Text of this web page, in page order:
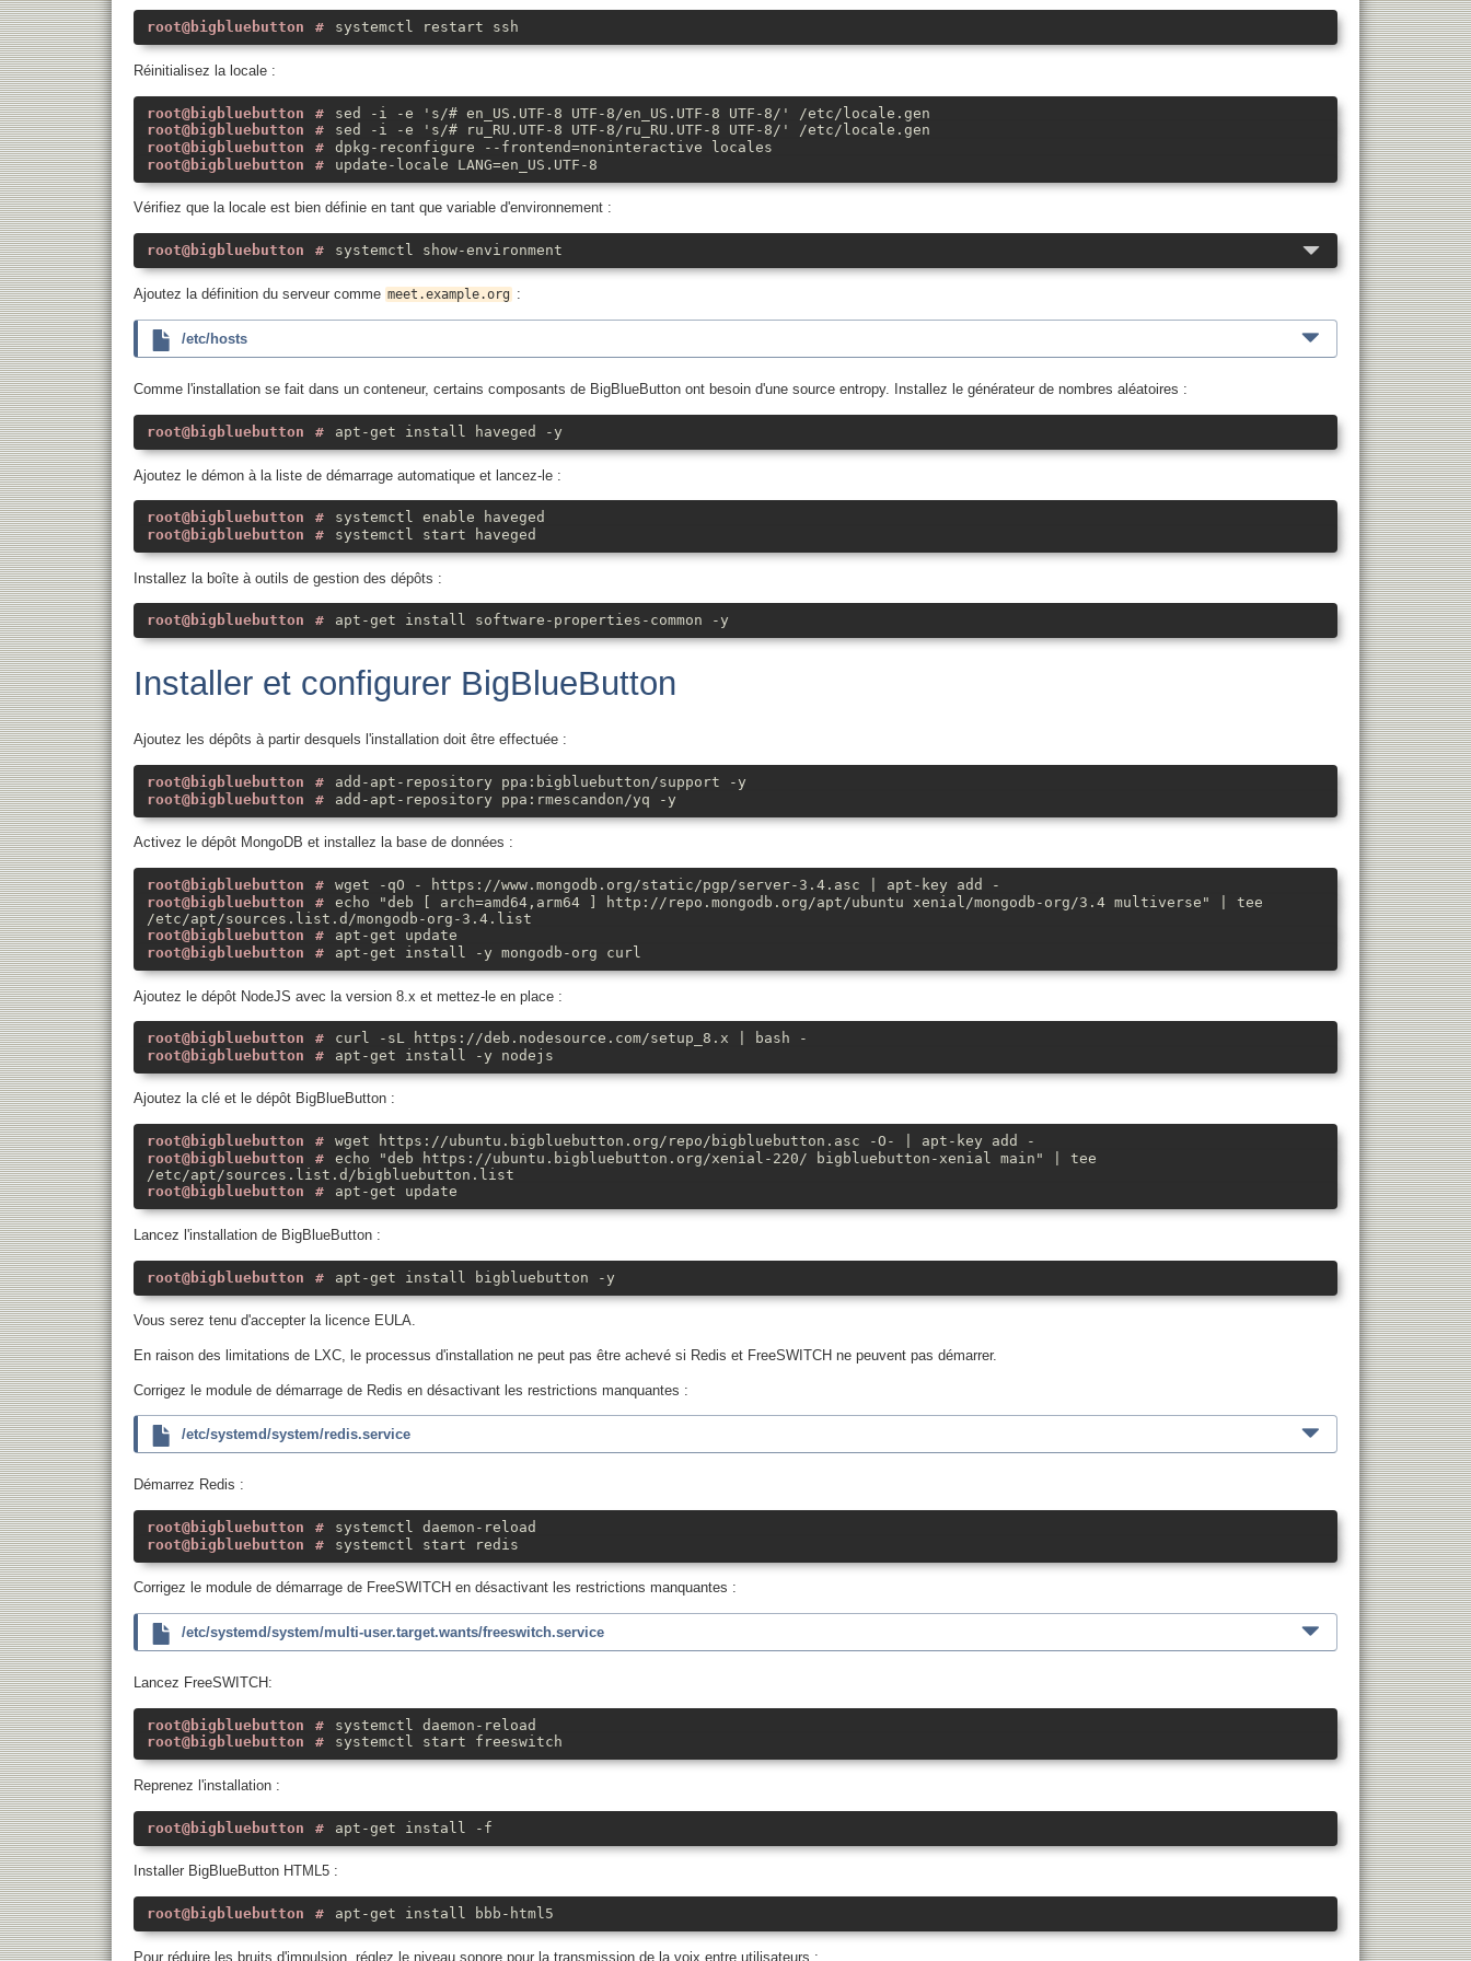
systemctl restart ssh
Réinitialisez la locale :
sed -i -e 's/# en_US.UTF-8 UTF-8/en_US.UTF-8 UTF-8/' /etc/locale.gen
sed -i -e 's/# ru_RU.UTF-8 UTF-8/ru_RU.UTF-8 UTF-8/' /etc/locale.gen
dpkg-reconfigure --frontend=noninteractive locales
update-locale LANG=en_US.UTF-8
Vérifiez que la locale est bien définie en tant que variable d'environnement :
systemctl show-environment
Ajoutez la définition du serveur comme meet.example.org :
/etc/hosts
Comme l'installation se fait dans un conteneur, certains composants de BigBlueButton ont besoin d'une source entropy. Installez le générateur de nombres aléatoires :
apt-get install haveged -y
Ajoutez le démon à la liste de démarrage automatique et lancez-le :
systemctl enable haveged
systemctl start haveged
Installez la boîte à outils de gestion des dépôts :
apt-get install software-properties-common -y
Installer et configurer BigBlueButton
Ajoutez les dépôts à partir desquels l'installation doit être effectuée :
add-apt-repository ppa:bigbluebutton/support -y
add-apt-repository ppa:rmescandon/yq -y
Activez le dépôt MongoDB et installez la base de données :
wget -qO - https://www.mongodb.org/static/pgp/server-3.4.asc | apt-key add -
echo "deb [ arch=amd64,arm64 ] http://repo.mongodb.org/apt/ubuntu xenial/mongodb-org/3.4 multiverse" | tee
/etc/apt/sources.list.d/mongodb-org-3.4.list
apt-get update
apt-get install -y mongodb-org curl
Ajoutez le dépôt NodeJS avec la version 8.x et mettez-le en place :
curl -sL https://deb.nodesource.com/setup_8.x | bash -
apt-get install -y nodejs
Ajoutez la clé et le dépôt BigBlueButton :
wget https://ubuntu.bigbluebutton.org/repo/bigbluebutton.asc -O- | apt-key add -
echo "deb https://ubuntu.bigbluebutton.org/xenial-220/ bigbluebutton-xenial main" | tee
/etc/apt/sources.list.d/bigbluebutton.list
apt-get update
Lancez l'installation de BigBlueButton :
apt-get install bigbluebutton -y
Vous serez tenu d'accepter la licence EULA.
En raison des limitations de LXC, le processus d'installation ne peut pas être achevé si Redis et FreeSWITCH ne peuvent pas démarrer.
Corrigez le module de démarrage de Redis en désactivant les restrictions manquantes :
/etc/systemd/system/redis.service
Démarrez Redis :
systemctl daemon-reload
systemctl start redis
Corrigez le module de démarrage de FreeSWITCH en désactivant les restrictions manquantes :
/etc/systemd/system/multi-user.target.wants/freeswitch.service
Lancez FreeSWITCH:
systemctl daemon-reload
systemctl start freeswitch
Reprenez l'installation :
apt-get install -f
Installer BigBlueButton HTML5 :
apt-get install bbb-html5
Pour réduire les bruits d'impulsion, réglez le niveau sonore pour la transmission de la voix entre utilisateurs :